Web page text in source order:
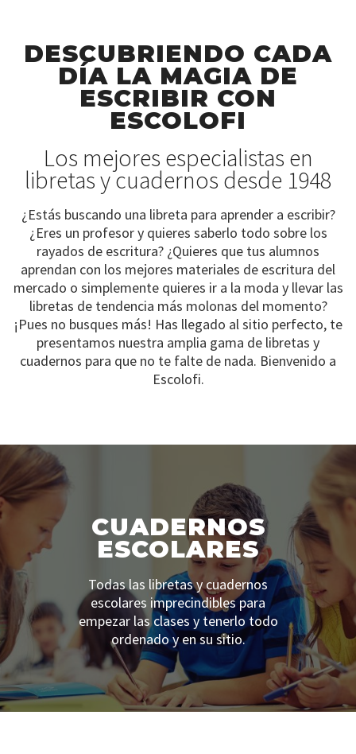
DESCUBRIENDO CADA
DÍA LA MAGIA DE
ESCRIBIR CON
ESCOLOFI
Los mejores especialistas en
libretas y cuadernos desde 1948
¿Estás buscando una libreta para aprender a escribir?
¿Eres un profesor y quieres saberlo todo sobre los
rayados de escritura? ¿Quieres que tus alumnos
aprendan con los mejores materiales de escritura del
mercado o simplemente quieres ir a la moda y llevar las
libretas de tendencia más molonas del momento?
¡Pues no busques más! Has llegado al sitio perfecto, te
presentamos nuestra amplia gama de libretas y
cuadernos para que no te falte de nada. Bienvenido a
Escolofi.
CUADERNOS
ESCOLARES
Todas las libretas y cuadernos
escolares imprecindibles para
empezar las clases y tenerlo todo
ordenado y en su sitio.